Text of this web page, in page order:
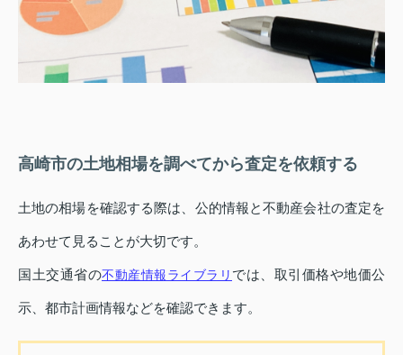
高崎市の土地相場を調べてから査定を依頼する
土地の相場を確認する際は、公的情報と不動産会社の査定を
あわせて見ることが大切です。
国土交通省の不動産情報ライブラリ では、取引価格や地価公
示、都市計画情報などを確認できます。